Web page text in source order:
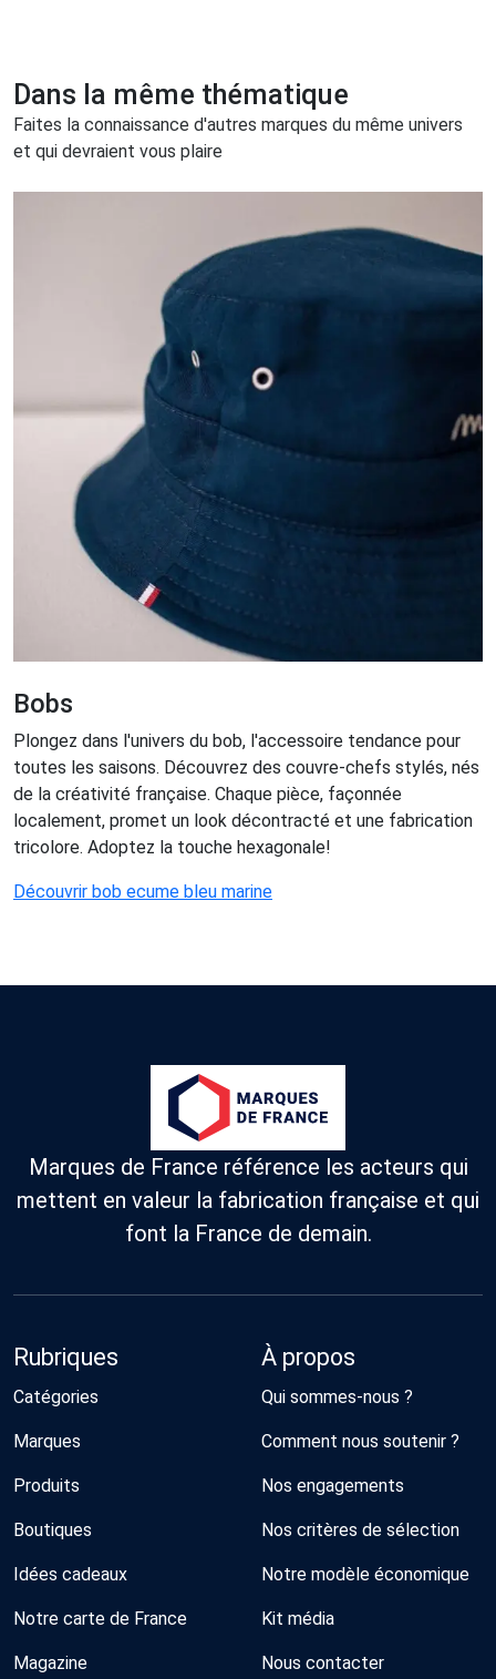
Dans la même thématique
Faites la connaissance d'autres marques du même univers
et qui devraient vous plaire
Bobs
Plongez dans l'univers du bob, l'accessoire tendance pour
toutes les saisons. Découvrez des couvre-chefs stylés, nés
de la créativité française. Chaque pièce, façonnée
localement, promet un look décontracté et une fabrication
tricolore. Adoptez la touche hexagonale!
Découvrir bob ecume bleu marine
Marques de France référence les acteurs qui
mettent en valeur la fabrication française et qui
font la France de demain.
Rubriques
Catégories
Marques
Produits
Boutiques
Idées cadeaux
Notre carte de France
Magazine
À propos
Qui sommes-nous ?
Comment nous soutenir ?
Nos engagements
Nos critères de sélection
Notre modèle économique
Kit média
Nous contacter